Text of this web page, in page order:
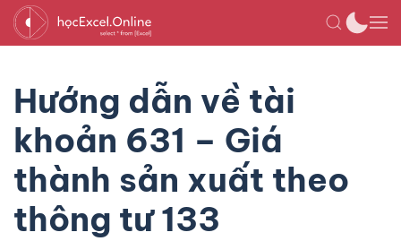
Hướng dẫn về tài
khoản 631 – Giá
thành sản xuất theo
thông tư 133